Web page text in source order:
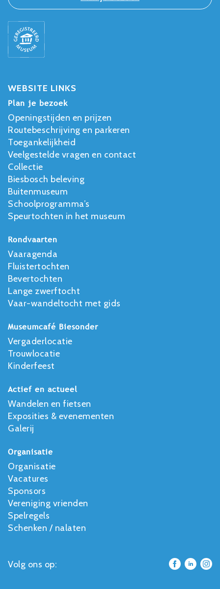
WEBSITE LINKS
Plan je bezoek
Openingstijden en prijzen
Routebeschrijving en parkeren
Toegankelijkheid
Veelgestelde vragen en contact
Collectie
Biesbosch beleving
Buitenmuseum
Schoolprogramma’s
Speurtochten in het museum
Rondvaarten
Vaaragenda
Fluistertochten
Bevertochten
Lange zwerftocht
Vaar-wandeltocht met gids
Museumcafé Biesonder
Vergaderlocatie
Trouwlocatie
Kinderfeest
Actief en actueel
Wandelen en fietsen
Exposities & evenementen
Galerij
Organisatie
Organisatie
Vacatures
Sponsors
Vereniging vrienden
Spelregels
Schenken / nalaten
Volg ons op: